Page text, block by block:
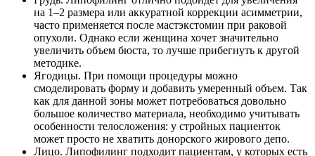
на 1–2 размера или аккуратной коррекции асимметрии,
часто применяется после мастэкстомии при раковой
опухоли. Однако если женщина хочет значительно
увеличить объем бюста, то лучше прибегнуть к другой
методике.
Ягодицы. При помощи процедуры можно
смоделировать форму и добавить умеренный объем. Так
как для данной зоны может потребоваться довольно
большое количество материала, необходимо учитывать
особенности телосложения: у стройных пациенток
может просто не хватить донорского жирового депо.
Лицо. Липофилинг подходит пациентам, у которых есть